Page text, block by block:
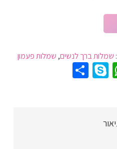
שמלות ברך לנשים, שמלות פעמון
WhatsApp
Skype